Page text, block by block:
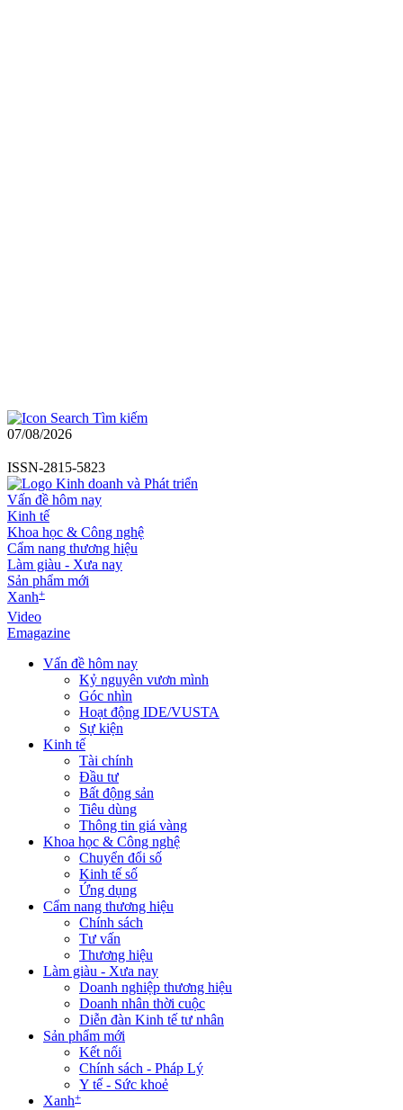
Tìm kiếm
07/08/2026
ISSN-2815-5823
Vấn đề hôm nay
Kinh tế
Khoa học & Công nghệ
Cẩm nang thương hiệu
Làm giàu - Xưa nay
Sản phẩm mới
Xanh+
Video
Emagazine
Vấn đề hôm nay
Kỷ nguyên vươn mình
Góc nhìn
Hoạt động IDE/VUSTA
Sự kiện
Kinh tế
Tài chính
Đầu tư
Bất động sản
Tiêu dùng
Thông tin giá vàng
Khoa học & Công nghệ
Chuyển đổi số
Kinh tế số
Ứng dụng
Cẩm nang thương hiệu
Chính sách
Tư vấn
Thương hiệu
Làm giàu - Xưa nay
Doanh nghiệp thương hiệu
Doanh nhân thời cuộc
Diễn đàn Kinh tế tư nhân
Sản phẩm mới
Kết nối
Chính sách - Pháp Lý
Y tế - Sức khoẻ
Xanh+